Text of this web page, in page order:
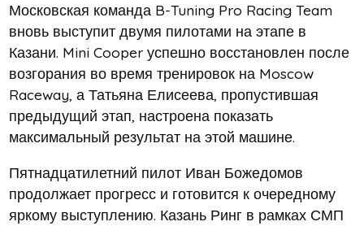
Московская команда B-Tuning Pro Racing Team
вновь выступит двумя пилотами на этапе в
Казани. Mini Cooper успешно восстановлен после
возгорания во время тренировок на Moscow
Raceway, а Татьяна Елисеева, пропустившая
предыдущий этап, настроена показать
максимальный результат на этой машине.
Пятнадцатилетний пилот Иван Божедомов
продолжает прогресс и готовится к очередному
яркому выступлению. Казань Ринг в рамках СМП